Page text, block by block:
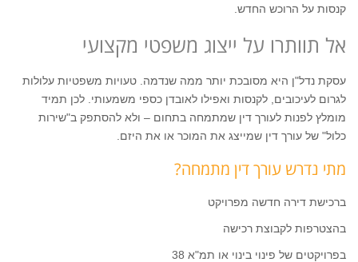
קנסות על הרוכש החדש.
אל תוותרו על ייצוג משפטי מקצועי
עסקת נדל"ן היא מסובכת יותר ממה שנדמה. טעויות משפטיות עלולות
לגרום לעיכובים, לקנסות ואפילו לאובדן כספי משמעותי. לכן תמיד
מומלץ לפנות לעורך דין שמתמחה בתחום – ולא להסתפק ב"שירות
כלול" של עורך דין שמייצג את המוכר או את היזם.
מתי נדרש עורך דין מתמחה?
ברכישת דירה חדשה מפרויקט
בהצטרפות לקבוצת רכישה
בפרויקטים של פינוי בינוי או תמ"א 38